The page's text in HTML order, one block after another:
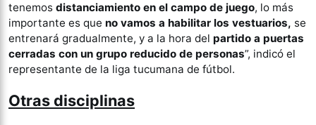
tenemos distanciamiento en el campo de juego, lo más
importante es que no vamos a habilitar los vestuarios, se
entrenará gradualmente, y a la hora del partido a puertas
cerradas con un grupo reducido de personas”, indicó el
representante de la liga tucumana de fútbol.
Otras disciplinas